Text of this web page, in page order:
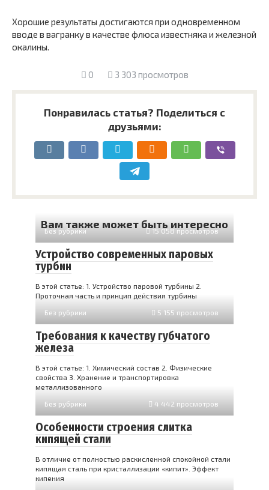
Хорошие результаты достигаются при одновременном
вводе в вагранку в качестве флюса известняка и железной
окалины.
0 3 303 просмотров
Понравилась статья? Поделиться с
друзьями:
Вам также может быть интересно
Без рубрики 15 058 просмотров
Устройство современных паровых
турбин
В этой статье: 1. Устройство паровой турбины 2.
Проточная часть и принцип действия турбины
Без рубрики
5 155 просмотров
Требования к качеству губчатого
железа
В этой статье: 1. Химический состав 2. Физические
свойства 3. Хранение и транспортировка
металлизованного
Без рубрики
4 442 просмотров
Особенности строения слитка
кипящей стали
В отличие от полностью раскисленной спокойной стали
кипя­щая сталь при кристаллизации «кипит». Эффект
кипения